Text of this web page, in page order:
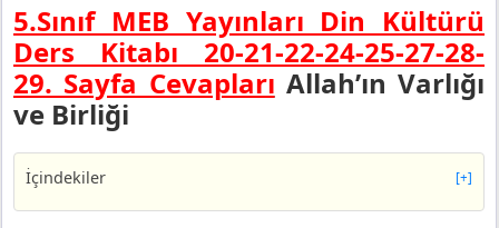
5.Sınıf MEB Yayınları Din Kültürü
Ders Kitabı 20-21-22-24-25-27-28-
29. Sayfa Cevapları Allah’ın Varlığı
ve Birliği
İçindekiler [+]
5. Sınıf Din Kültürü Ders Kitabı Sayfa 20 Cevapları MEB